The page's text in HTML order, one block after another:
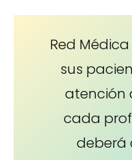
Red
sus
atención
cada
deberá